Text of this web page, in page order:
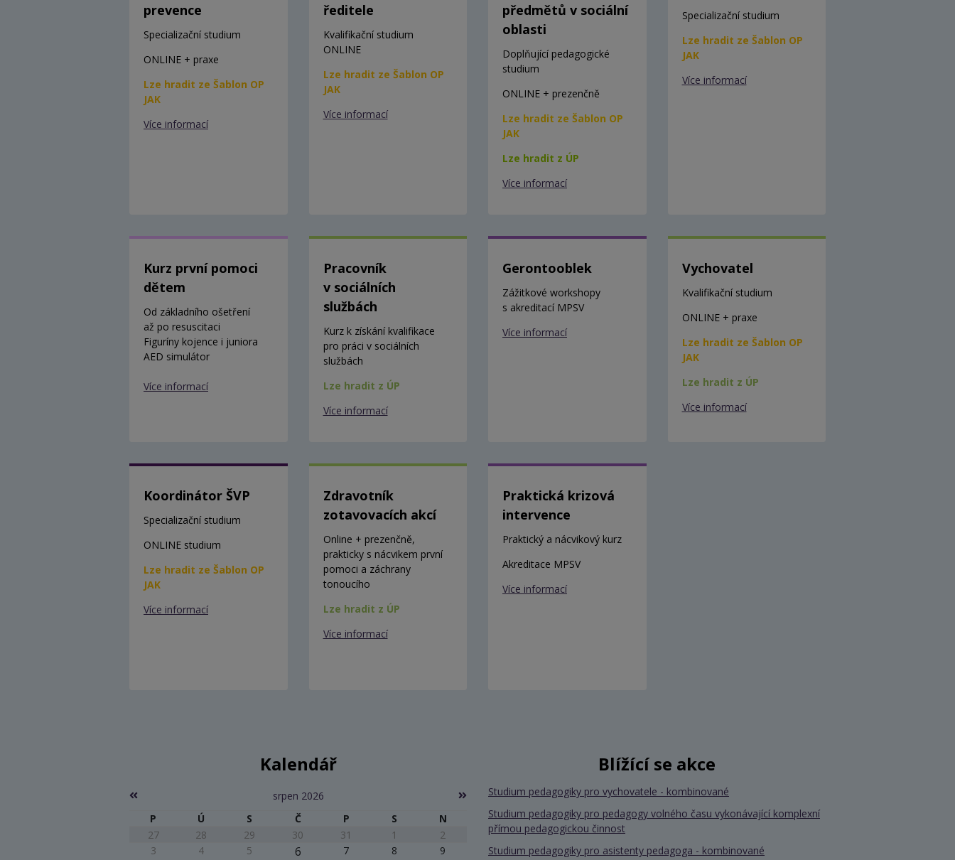
prevence
Specializační studium
ONLINE + praxe
Lze hradit ze Šablon OP
JAK
Více informací
ředitele
Kvalifikační studium
ONLINE
Lze hradit ze Šablon OP
JAK
Více informací
předmětů v sociální
oblasti
Doplňující pedagogické
studium
ONLINE + prezenčně
Lze hradit ze Šablon OP
JAK
Lze hradit z ÚP
Více informací
Specializační studium
Lze hradit ze Šablon OP
JAK
Více informací
Kurz první pomoci
dětem
Od základního ošetření
až po resuscitaci
Figuríny kojence i juniora
AED simulátor
Více informací
Pracovník
v sociálních
službách
Kurz k získání kvalifikace
pro práci v sociálních
službách
Lze hradit z ÚP
Více informací
Gerontooblek
Zážitkové workshopy
s akreditací MPSV
Více informací
Vychovatel
Kvalifikační studium
ONLINE + praxe
Lze hradit ze Šablon OP
JAK
Lze hradit z ÚP
Více informací
Koordinátor ŠVP
Specializační studium
ONLINE studium
Lze hradit ze Šablon OP
JAK
Více informací
Zdravotník
zotavovacích akcí
Online + prezenčně,
prakticky s nácvikem první
pomoci a záchrany
tonoucího
Lze hradit z ÚP
Více informací
Praktická krizová
intervence
Praktický a nácvikový kurz
Akreditace MPSV
Více informací
Kalendář
srpen 2026
P
Ú S Č P S
N
27
28 29 30 31 1
2
3
4 5 6 7 8
9
Blížící se akce
Studium pedagogiky pro vychovatele - kombinované
Studium pedagogiky pro pedagogy volného času vykonávající komplexní
přímou pedagogickou činnost
Studium pedagogiky pro asistenty pedagoga - kombinované